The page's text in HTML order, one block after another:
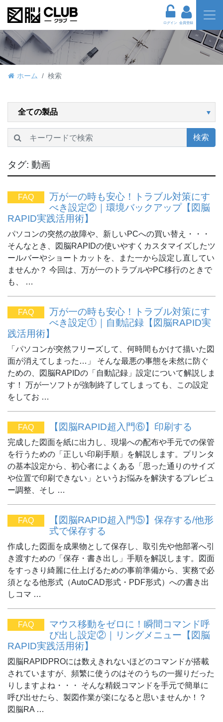
ログイン 会員登録
ホーム 検索
検索
タグ: 動画
FAQ
万が一の時も安心！トラブル対策にす
べき設定②｜環境バックアップ【図脳
RAPID実践活用術】
パソコンの突然の故障や、新しいPCへの買い替え・・・
そんなとき、図脳RAPIDの使いやすくカスタマイズしたツ
ールバーやショートカットを、また一から設定し直してい
ませんか？ 今回は、万が一のトラブルやPC移行のときで
も、 …
FAQ
万が一の時も安心！トラブル対策にす
べき設定①｜自動記録【図脳RAPID実
践活用術】
「パソコンが突然フリーズして、何時間もかけて描いた図
面が消えてしまった…」 そんな最悪の事態を未然に防ぐ
ための、図脳RAPIDの「自動記録」設定について解説しま
す！ 万が一ソフトが強制終了してしまっても、この設定
をしてお …
FAQ 【図脳RAPID超入門⑥】印刷する
完成した図面を紙に出力し、現場への配布や手元での保管
を行うための「正しい印刷手順」を解説します。プリンタ
の基本設定から、初心者によくある「思った通りのサイズ
や位置で印刷できない」というお悩みを解決するプレビュ
ー調整、そし …
FAQ
【図脳RAPID超入門⑤】保存する/他形
式で保存する
作成した図面を成果物として保存し、取引先や他部署へ引
き渡すための「保存・書き出し」手順を解説します。図面
をすっきり綺麗に仕上げるための事前準備から、実務で必
須となる他形式（AutoCAD形式・PDF形式）への書き出
しコマ …
FAQ
マウス移動をゼロに！瞬間コマンド呼
び出し設定②｜リングメニュー【図脳
RAPID実践活用術】
図脳RAPIDPROには数えきれないほどのコマンドが搭載
されていますが、頻繁に使うのはそのうちの一握りだった
りしますよね・・・ そんな精鋭コマンドを手元で簡単に
呼び出せたら、製図作業が楽になると思いませんか！？
図脳RA …